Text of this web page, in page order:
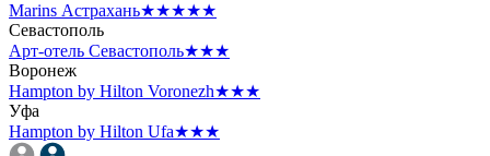
Marins Астрахань★★★★★
Севастополь
Арт-отель Севастополь★★★
Воронеж
Hampton by Hilton Voronezh★★★
Уфа
Hampton by Hilton Ufa★★★